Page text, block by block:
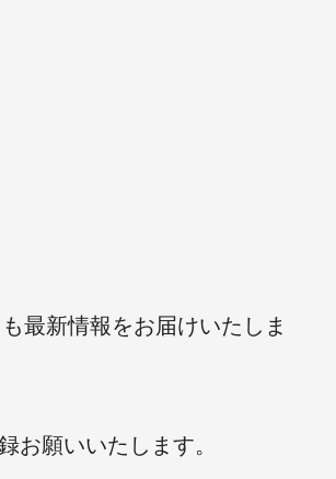
最新情報をお届けいたしま
お願いいたします。